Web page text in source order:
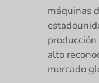
máquinas
alto
mercado